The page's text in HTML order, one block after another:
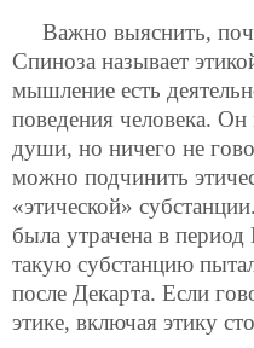
Важно выяснить,
Спиноза называет
мышление есть
поведения человека. Он
души, но ничего не
можно подчинить
«этической»
была утрачена в
такую субстанцию
после Декарта. Если
этике, включая этику